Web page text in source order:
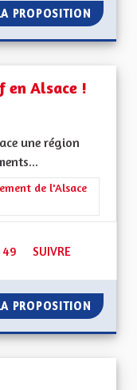
PROPOSITION VERS
en Alsace !
une région
Culture, l'Education et
de l'Alsace
49 49 ABONNÉS
SUIVRE
PROPOSITION VERS